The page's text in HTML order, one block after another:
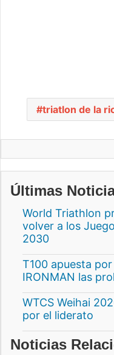
triatlon de la
Últimas
World Triathlon
volver a los
2030
T100 apuesta
IRONMAN las
WTCS Weihai
por el liderato
Noticias